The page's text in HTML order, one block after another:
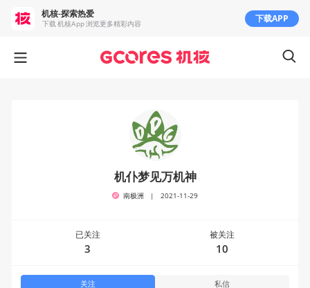
机仆梦见万机神
南极洲 | 2021-11-29
已关注
3
被关注
10
关注 私信
机核-探索热爱
下载 机核App 浏览更多精彩内容 下载APP